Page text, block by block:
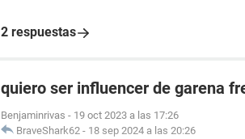
2 respuestas
quiero ser influencer de garena
Benjaminrivas - 19 oct 2023 a las 17:26
BraveShark62 - 18 sep 2024 a las 20:26